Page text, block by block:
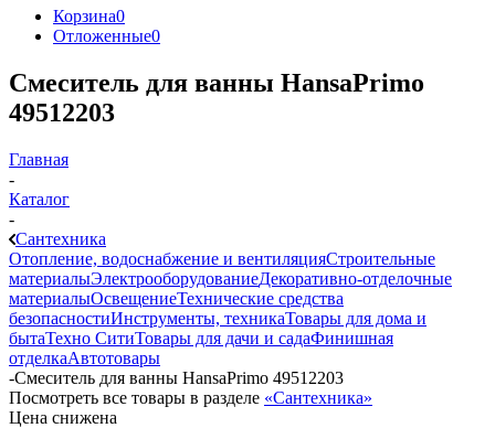
Корзина0
Отложенные0
Смеситель для ванны HansaPrimo
49512203
Главная
-
Каталог
-
Сантехника
Отопление, водоснабжение и вентиляцияСтроительные
материалыЭлектрооборудованиеДекоративно-отделочные
материалыОсвещениеТехнические средства
безопасностиИнструменты, техникаТовары для дома и
бытаТехно СитиТовары для дачи и садаФинишная
отделкаАвтотовары
-Смеситель для ванны HansaPrimo 49512203
Посмотреть все товары в разделе «Сантехника»
Цена снижена